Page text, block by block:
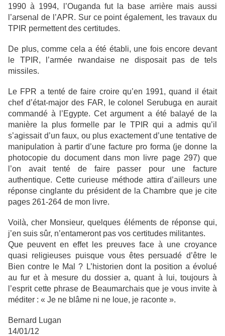
1990 à 1994, l’Ouganda fut la base arrière mais aussi
l’arsenal de l’APR. Sur ce point également, les travaux du
TPIR permettent des certitudes.
De plus, comme cela a été établi, une fois encore devant
le TPIR, l’armée rwandaise ne disposait pas de tels
missiles.
Le FPR a tenté de faire croire qu’en 1991, quand il était
chef d’état-major des FAR, le colonel Serubuga en aurait
commandé à l’Egypte. Cet argument a été balayé de la
manière la plus formelle par le TPIR qui a admis qu’il
s’agissait d’un faux, ou plus exactement d’une tentative de
manipulation à partir d’une facture pro forma (je donne la
photocopie du document dans mon livre page 297) que
l’on avait tenté de faire passer pour une facture
authentique. Cette curieuse méthode attira d’ailleurs une
réponse cinglante du président de la Chambre que je cite
pages 261-264 de mon livre.
Voilà, cher Monsieur, quelques éléments de réponse qui,
j’en suis sûr, n’entameront pas vos certitudes militantes.
Que peuvent en effet les preuves face à une croyance
quasi religieuses puisque vous êtes persuadé d’être le
Bien contre le Mal ? L’historien dont la position a évolué
au fur et à mesure du dossier a, quant à lui, toujours à
l’esprit cette phrase de Beaumarchais que je vous invite à
méditer : « Je ne blâme ni ne loue, je raconte ».
Bernard Lugan
14/01/12